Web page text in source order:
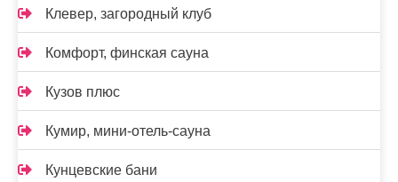
Клевер, загородный клуб
Комфорт, финская сауна
Кузов плюс
Кумир, мини-отель-сауна
Кунцевские бани